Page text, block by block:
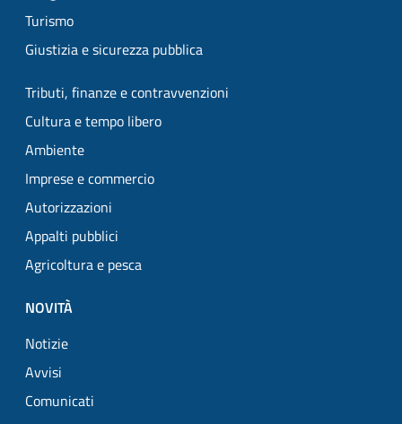
Turismo
Giustizia e sicurezza pubblica
Tributi, finanze e contravvenzioni
Cultura e tempo libero
Ambiente
Imprese e commercio
Autorizzazioni
Appalti pubblici
Agricoltura e pesca
NOVITÀ
Notizie
Avvisi
Comunicati